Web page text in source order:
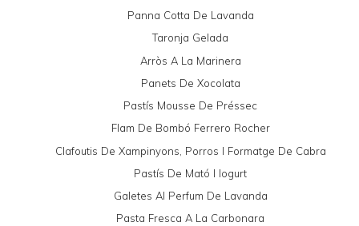
Panna Cotta De Lavanda
Taronja Gelada
Arròs A La Marinera
Panets De Xocolata
Pastís Mousse De Préssec
Flam De Bombó Ferrero Rocher
Clafoutis De Xampinyons, Porros I Formatge De Cabra
Pastís De Mató I Iogurt
Galetes Al Perfum De Lavanda
Pasta Fresca A La Carbonara